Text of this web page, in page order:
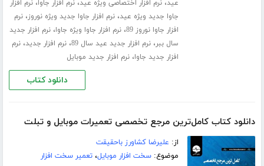
عید،نرم افزار اختصاصی ویژه عید،نرم افزار جاوا،نرم افزار
جاوا جدید ویژه عید،نرم افزار جاوا جدید ویژه نوروز،نرم
افزار جاوا نوروز 89
،نرم افزار جاوا ویژه جاوا،نرم افزار جدید
سال ببر،نرم افزار جدید عید سال 89 ،نرم افزار جدید،نرم
افزار جدید جاوا،نرم افزار جدید موبایل
دانلود کتاب
دانلود کتاب کامل‌ترین مرجع تخصصی تعمیرات موبایل و تبلت
از: علیرضا کشاورز باحقیقت
موضوع:سخت افزار موبایل،تعمیر سخت افزار